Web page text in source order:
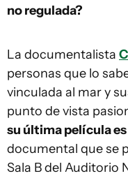
no regulada?
La documentalista
personas que lo
vinculada al mar y
punto de vista
su última película es
documental que se
Sala B del Auditorio